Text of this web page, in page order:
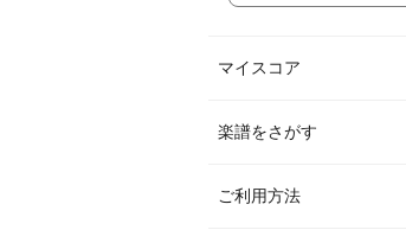
マイスコア
楽譜をさがす
ご利用方法